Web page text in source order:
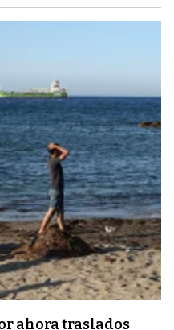
ahora traslados